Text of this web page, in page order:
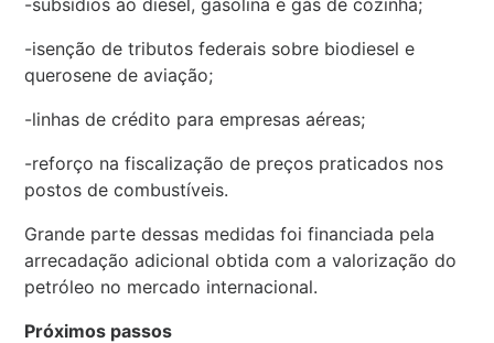
-isenção de tributos federais sobre biodiesel e
querosene de aviação;
-linhas de crédito para empresas aéreas;
-reforço na fiscalização de preços praticados nos
postos de combustíveis.
Grande parte dessas medidas foi financiada pela
arrecadação adicional obtida com a valorização do
petróleo no mercado internacional.
Próximos passos